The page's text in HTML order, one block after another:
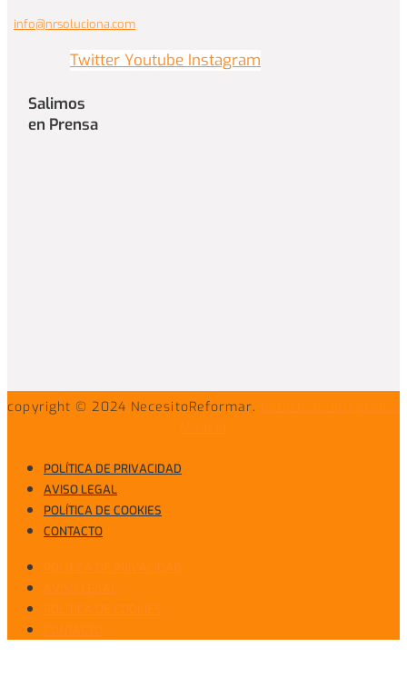
info@nrsoluciona.com
Twitter Youtube Instagram
Salimos
en Prensa
copyright © 2024 NecesitoReformar.
Madrid
POLÍTICA DE PRIVACIDAD
AVISO LEGAL
POLÍTICA DE COOKIES
CONTACTO
POLÍTICA DE PRIVACIDAD
AVISO LEGAL
POLÍTICA DE COOKIES
CONTACTO